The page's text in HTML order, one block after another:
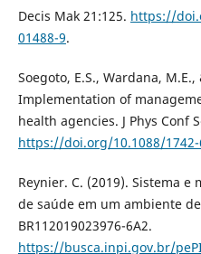
Decis Mak 21:125. https://
01488-9.
Soegoto, E.S., Wardana,
Implementation of
health agencies. J Phys Conf
https://doi.org/10.1088/1742-
Reynier. C. (2019). Sistema
de saúde em um ambiente
BR112019023976-6A2.
https://busca.inpi.gov.br/